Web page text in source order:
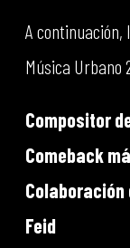
A continuación,
Música Urbano
Compositor
Comeback
Colaboración
Feid